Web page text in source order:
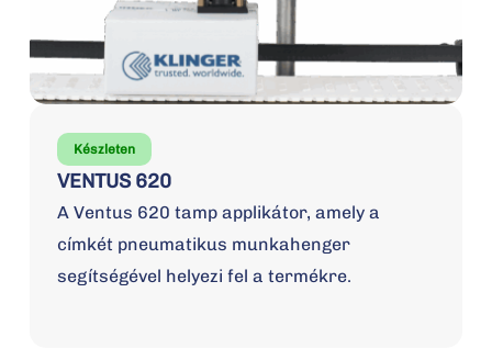
VENTUS 620
Készleten
A Ventus 620 tamp applikátor, amely a
címkét pneumatikus munkahenger
segítségével helyezi fel a termékre.